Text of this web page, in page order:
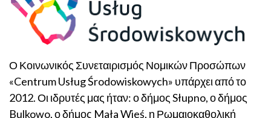
Ο Κοινωνικός Συνεταιρισμός Νομικών Προσώπων
«Centrum Usług Środowiskowych» υπάρχει από το
2012. Οι ιδρυτές μας ήταν: ο δήμος Słupno, ο δήμος
Bulkowo, ο δήμος Mała Wieś, η Ρωμαιοκαθολική